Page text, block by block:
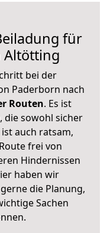
für
Altötting
bei der
Paderborn nach
Routen. Es ist
die sowohl sicher
auch ratsam,
frei von
Hindernissen
haben wir
die Planung,
Sachen